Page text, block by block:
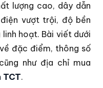
lượng cao, dây dẫn
vượt trội, độ bền
linh hoạt. Bài viết dưới
đặc điểm, thông số
như địa chỉ mua
TCT.